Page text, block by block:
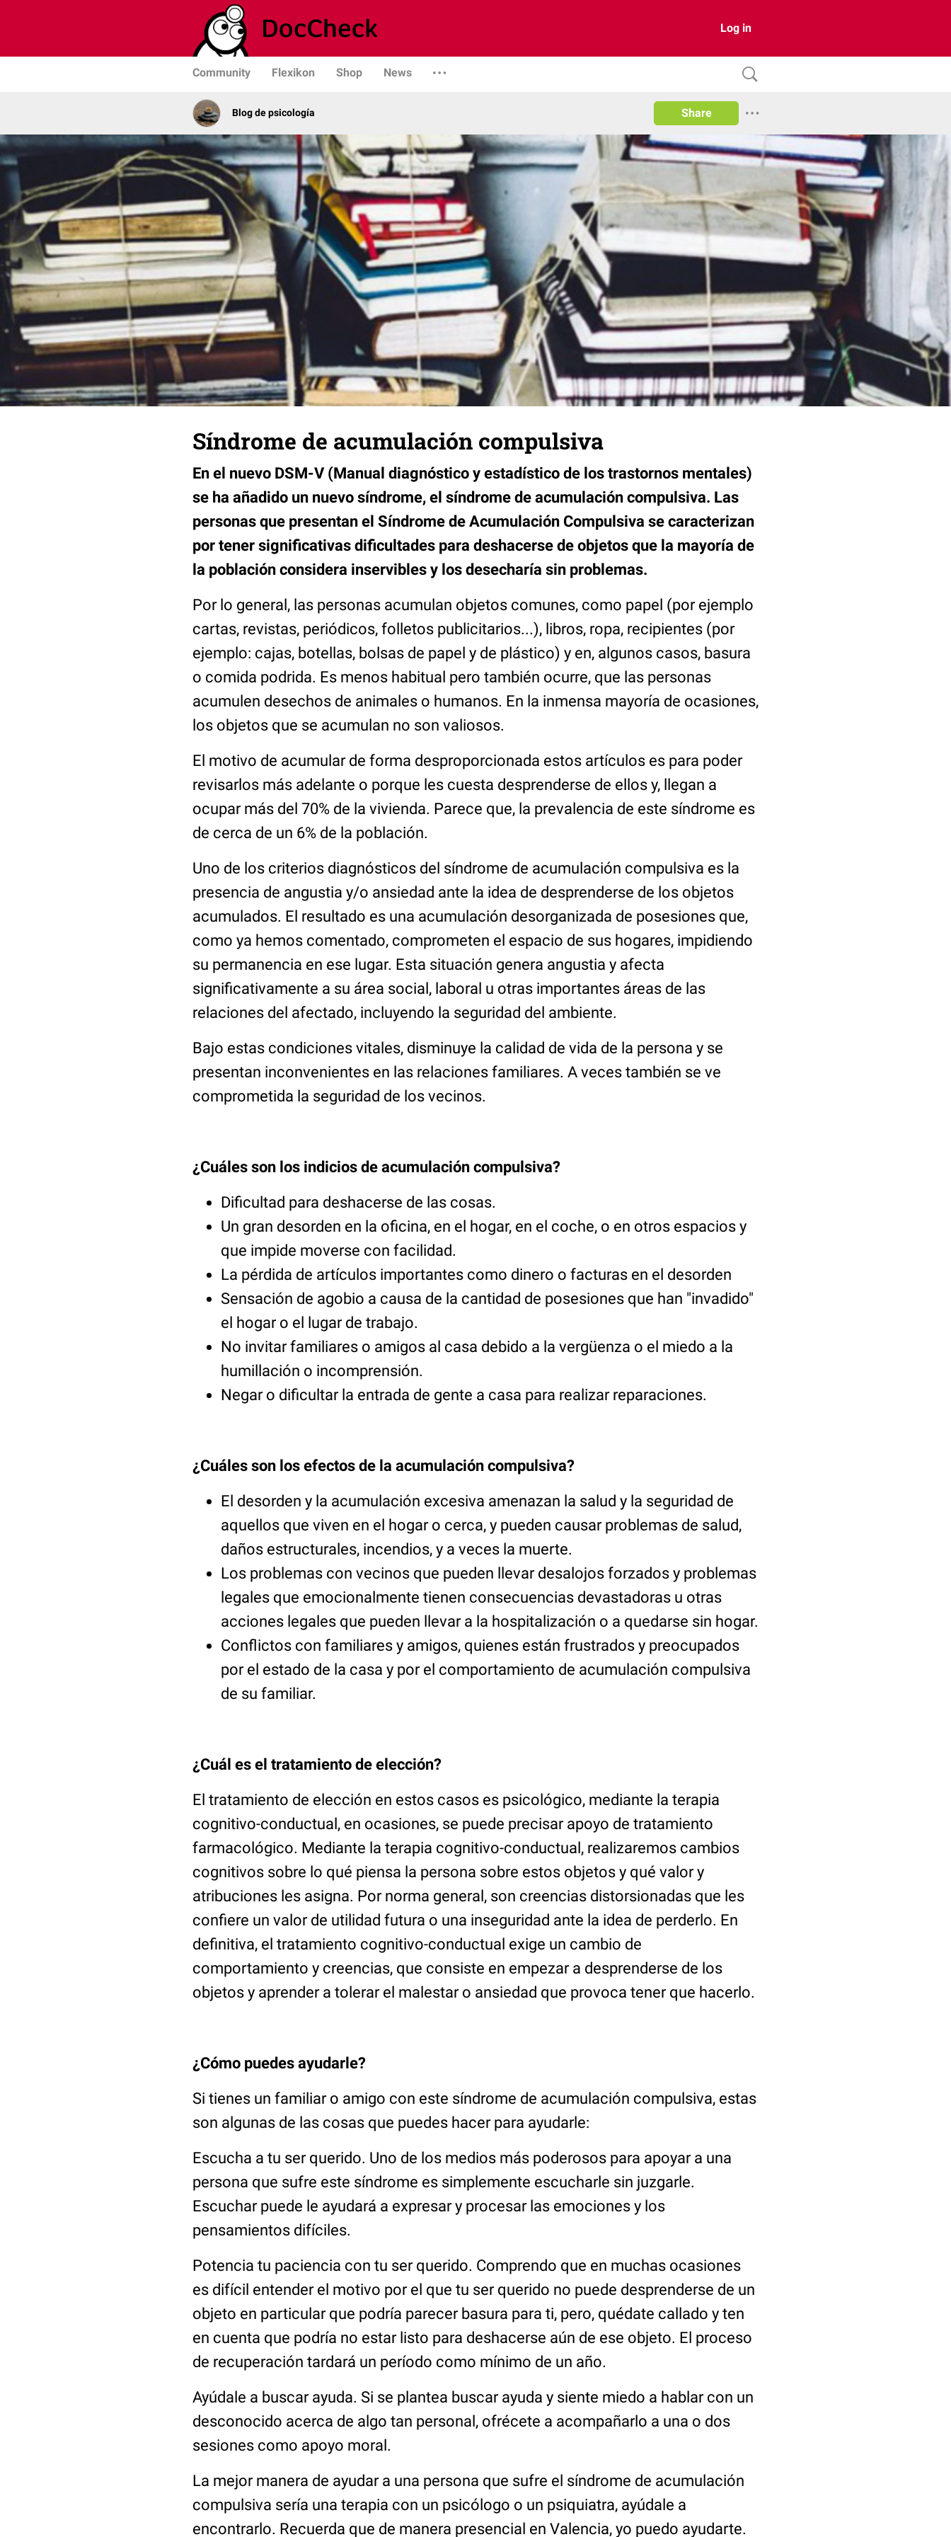
Log in
Community Flexikon Shop News
Blog de psicología Share
Síndrome de acumulación compulsiva
En el nuevo DSM-V (Manual diagnóstico y estadístico de los trastornos mentales)
se ha añadido un nuevo síndrome, el síndrome de acumulación compulsiva. Las
personas que presentan el Síndrome de Acumulación Compulsiva se caracterizan
por tener significativas dificultades para deshacerse de objetos que la mayoría de
la población considera inservibles y los desecharía sin problemas.
Por lo general, las personas acumulan objetos comunes, como papel (por ejemplo
cartas, revistas, periódicos, folletos publicitarios...), libros, ropa, recipientes (por
ejemplo: cajas, botellas, bolsas de papel y de plástico) y en, algunos casos, basura
o comida podrida. Es menos habitual pero también ocurre, que las personas
acumulen desechos de animales o humanos. En la inmensa mayoría de ocasiones,
los objetos que se acumulan no son valiosos.
El motivo de acumular de forma desproporcionada estos artículos es para poder
revisarlos más adelante o porque les cuesta desprenderse de ellos y, llegan a
ocupar más del 70% de la vivienda. Parece que, la prevalencia de este síndrome es
de cerca de un 6% de la población.
Uno de los criterios diagnósticos del síndrome de acumulación compulsiva es la
presencia de angustia y/o ansiedad ante la idea de desprenderse de los objetos
acumulados. El resultado es una acumulación desorganizada de posesiones que,
como ya hemos comentado, comprometen el espacio de sus hogares, impidiendo
su permanencia en ese lugar. Esta situación genera angustia y afecta
significativamente a su área social, laboral u otras importantes áreas de las
relaciones del afectado, incluyendo la seguridad del ambiente.
Bajo estas condiciones vitales, disminuye la calidad de vida de la persona y se
presentan inconvenientes en las relaciones familiares. A veces también se ve
comprometida la seguridad de los vecinos.
¿Cuáles son los indicios de acumulación compulsiva?
Dificultad para deshacerse de las cosas.
Un gran desorden en la oficina, en el hogar, en el coche, o en otros espacios y
que impide moverse con facilidad.
La pérdida de artículos importantes como dinero o facturas en el desorden
Sensación de agobio a causa de la cantidad de posesiones que han "invadido"
el hogar o el lugar de trabajo.
No invitar familiares o amigos al casa debido a la vergüenza o el miedo a la
humillación o incomprensión.
Negar o dificultar la entrada de gente a casa para realizar reparaciones.
¿Cuáles son los efectos de la acumulación compulsiva?
El desorden y la acumulación excesiva amenazan la salud y la seguridad de
aquellos que viven en el hogar o cerca, y pueden causar problemas de salud,
daños estructurales, incendios, y a veces la muerte.
Los problemas con vecinos que pueden llevar desalojos forzados y problemas
legales que emocionalmente tienen consecuencias devastadoras u otras
acciones legales que pueden llevar a la hospitalización o a quedarse sin hogar.
Conflictos con familiares y amigos, quienes están frustrados y preocupados
por el estado de la casa y por el comportamiento de acumulación compulsiva
de su familiar.
¿Cuál es el tratamiento de elección?
El tratamiento de elección en estos casos es psicológico, mediante la terapia
cognitivo-conductual, en ocasiones, se puede precisar apoyo de tratamiento
farmacológico. Mediante la terapia cognitivo-conductual, realizaremos cambios
cognitivos sobre lo qué piensa la persona sobre estos objetos y qué valor y
atribuciones les asigna. Por norma general, son creencias distorsionadas que les
confiere un valor de utilidad futura o una inseguridad ante la idea de perderlo. En
definitiva, el tratamiento cognitivo-conductual exige un cambio de
comportamiento y creencias, que consiste en empezar a desprenderse de los
objetos y aprender a tolerar el malestar o ansiedad que provoca tener que hacerlo.
¿Cómo puedes ayudarle?
Si tienes un familiar o amigo con este síndrome de acumulación compulsiva, estas
son algunas de las cosas que puedes hacer para ayudarle:
Escucha a tu ser querido. Uno de los medios más poderosos para apoyar a una
persona que sufre este síndrome es simplemente escucharle sin juzgarle.
Escuchar puede le ayudará a expresar y procesar las emociones y los
pensamientos difíciles.
Potencia tu paciencia con tu ser querido. Comprendo que en muchas ocasiones
es difícil entender el motivo por el que tu ser querido no puede desprenderse de un
objeto en particular que podría parecer basura para ti, pero, quédate callado y ten
en cuenta que podría no estar listo para deshacerse aún de ese objeto. El proceso
de recuperación tardará un período como mínimo de un año.
Ayúdale a buscar ayuda. Si se plantea buscar ayuda y siente miedo a hablar con un
desconocido acerca de algo tan personal, ofrécete a acompañarlo a una o dos
sesiones como apoyo moral.
La mejor manera de ayudar a una persona que sufre el síndrome de acumulación
compulsiva sería una terapia con un psicólogo o un psiquiatra, ayúdale a
encontrarlo. Recuerda que de manera presencial en Valencia, yo puedo ayudarte.